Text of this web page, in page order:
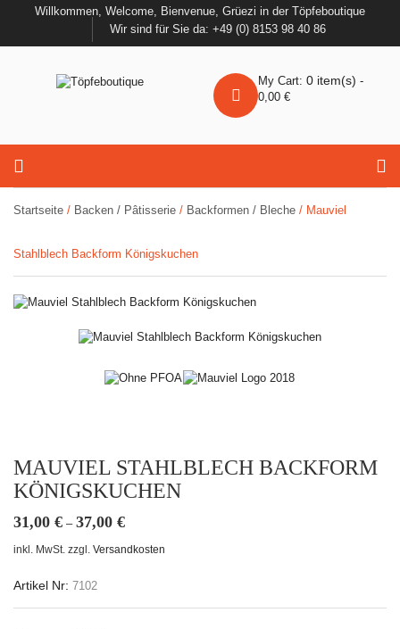
Willkommen, Welcome, Bienvenue, Grüezi in der Töpfeboutique
Wir sind für Sie da: +49 (0) 8153 98 40 86
My Cart: 0 item(s) -
0,00 €
Startseite / Backen / Pâtisserie / Backformen / Bleche / Mauviel
Stahlblech Backform Königskuchen
MAUVIEL STAHLBLECH BACKFORM
KÖNIGSKUCHEN
31,00 € – 37,00 €
inkl. MwSt. zzgl. Versandkosten
Artikel Nr: 7102